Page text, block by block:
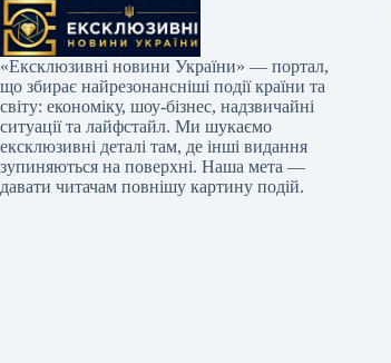
«Ексклюзивні новини України» — портал,
що збирає найрезонансніші події країни та
світу: економіку, шоу-бізнес, надзвичайні
ситуації та лайфстайл. Ми шукаємо
ексклюзивні деталі там, де інші видання
зупиняються на поверхні. Наша мета —
давати читачам повнішу картину подій.